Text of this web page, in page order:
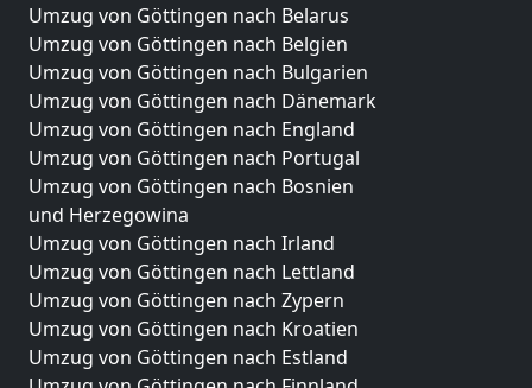
Umzug von Göttingen nach Belarus
Umzug von Göttingen nach Belgien
Umzug von Göttingen nach Bulgarien
Umzug von Göttingen nach Dänemark
Umzug von Göttingen nach England
Umzug von Göttingen nach Portugal
Umzug von Göttingen nach Bosnien
und Herzegowina
Umzug von Göttingen nach Irland
Umzug von Göttingen nach Lettland
Umzug von Göttingen nach Zypern
Umzug von Göttingen nach Kroatien
Umzug von Göttingen nach Estland